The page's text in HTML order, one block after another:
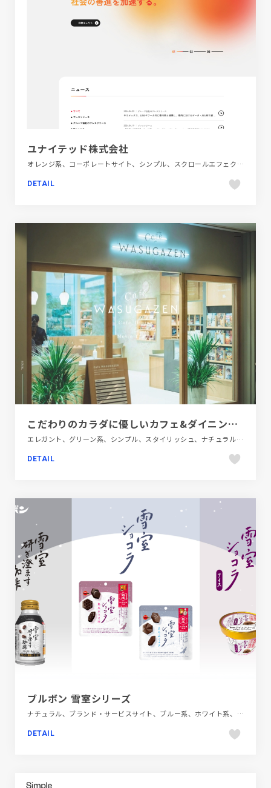
ユナイテッド株式会社
オレンジ系、コーポレートサイト、シンプル、スクロールエフェクト、スタイリッシュ、テクノロジー・サイエンス、フラットデザイン、ホワイト系、ポップ、金融・法律・人材・専門職
DETAIL
こだわりのカラダに優しいカフェ&ダイニング｜Café WASUGAZEN
エレガント、グリーン系、シンプル、スタイリッシュ、ナチュラル、フラットデザイン、ホワイト系、モーション多め、大きめ写真、施設・店舗サイト、第一次産業・SDGs・地方創生、飲食店・グルメ・ウェディング
DETAIL
ブルボン 雪室シリーズ
ナチュラル、ブランド・サービスサイト、ブルー系、ホワイト系、日本テイスト、飲料・食品
DETAIL